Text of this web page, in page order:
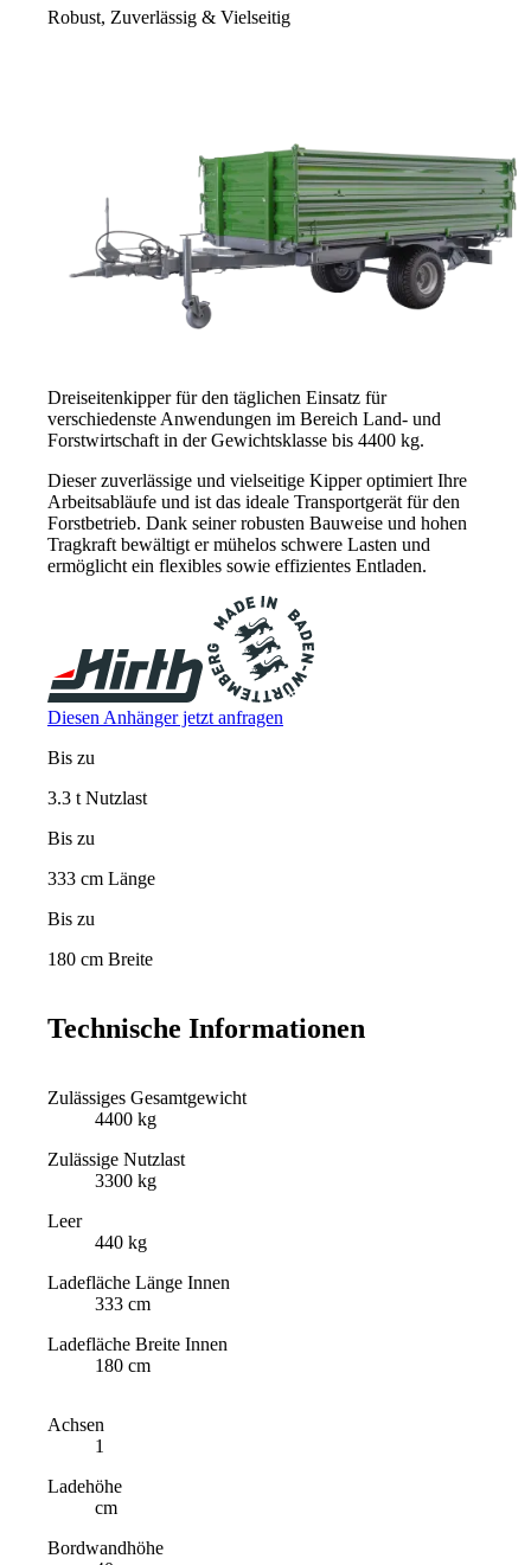
Robust, Zuverlässig & Vielseitig
Dreiseitenkipper für den täglichen Einsatz für
verschiedenste Anwendungen im Bereich Land- und
Forstwirtschaft in der Gewichtsklasse bis 4400 kg.
Dieser zuverlässige und vielseitige Kipper optimiert Ihre
Arbeitsabläufe und ist das ideale Transportgerät für den
Forstbetrieb. Dank seiner robusten Bauweise und hohen
Tragkraft bewältigt er mühelos schwere Lasten und
ermöglicht ein flexibles sowie effizientes Entladen.
Diesen Anhänger jetzt anfragen
Bis zu
3.3 t Nutzlast
Bis zu
333 cm Länge
Bis zu
180 cm Breite
Technische Informationen
Zulässiges Gesamtgewicht
4400 kg
Zulässige Nutzlast
3300 kg
Leer
440 kg
Ladefläche Länge Innen
333 cm
Ladefläche Breite Innen
180 cm
Achsen
1
Ladehöhe
cm
Bordwandhöhe